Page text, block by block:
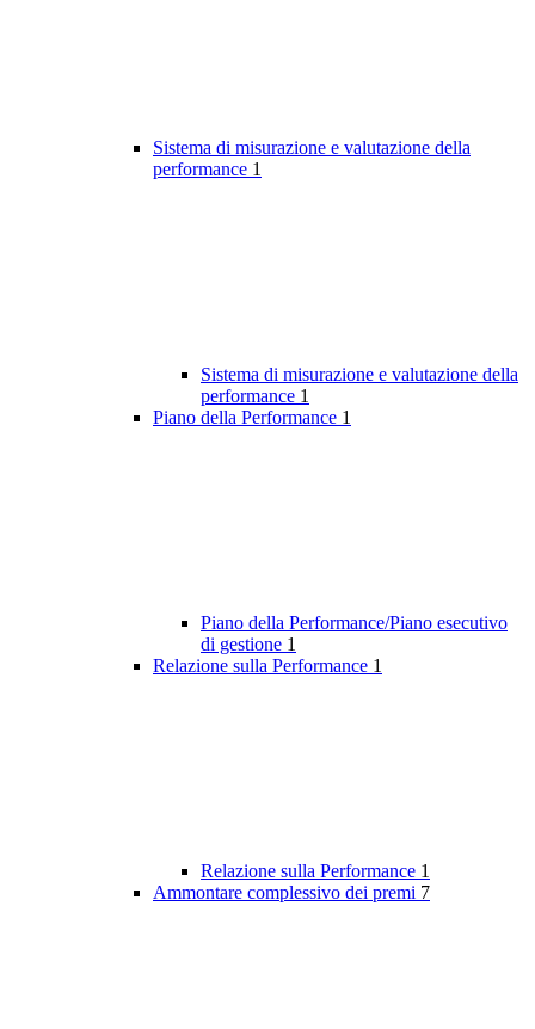
Sistema di misurazione e valutazione della
performance 1
Sistema di misurazione e valutazione della
performance 1
Piano della Performance 1
Piano della Performance/Piano esecutivo
di gestione 1
Relazione sulla Performance 1
Relazione sulla Performance 1
Ammontare complessivo dei premi 7